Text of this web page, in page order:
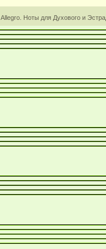
Allegro. Ноты для Духового и